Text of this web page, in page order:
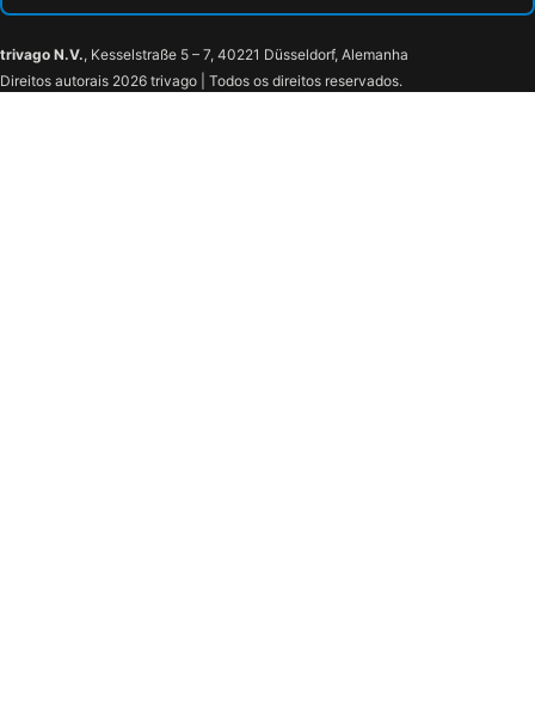
trivago N.V., Kesselstraße 5 – 7, 40221 Düsseldorf, Alemanha
Direitos autorais 2026 trivago | Todos os direitos reservados.